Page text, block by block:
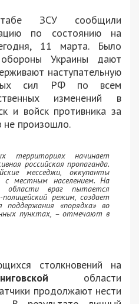
ЗСУ сообщили
по состоянию на
11 марта. Было
Украины дают
наступательную
сил РФ по всем
изменений в
и войск противника за
не произошло.
территориях начинает
российская пропаганда.
месседжи, оккупанты
с местным населением. На
области враг пытается
режим, создает
«порядка» во
пунктах, – отмечают в
столкновений на
области
продолжают нести